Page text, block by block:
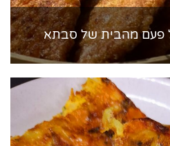
פעם מהבית של סבתא